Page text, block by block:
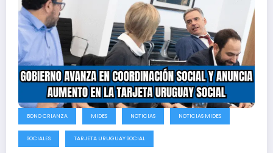
BONO CRIANZA MIDES NOTICIAS NOTICIAS MIDES
SOCIALES TARJETA URUGUAY SOCIAL